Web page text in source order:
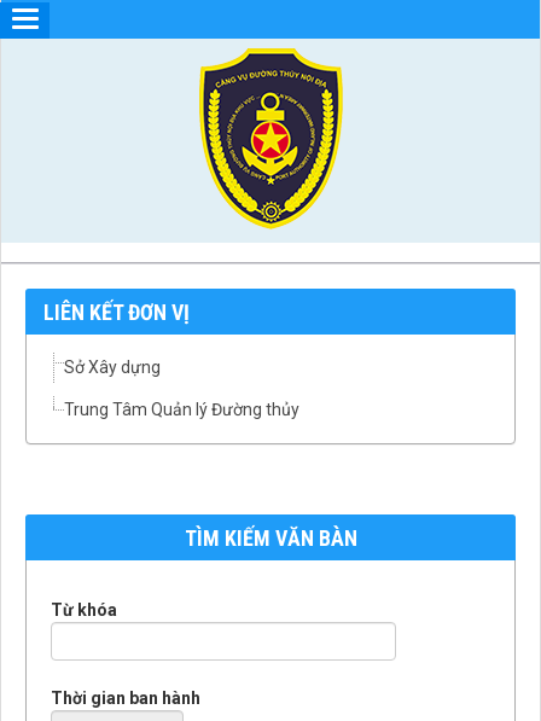
LIÊN KẾT ĐƠN VỊ
Sở Xây dựng
Trung Tâm Quản lý Đường thủy
TÌM KIẾM VĂN BÀN
Từ khóa
Thời gian ban hành